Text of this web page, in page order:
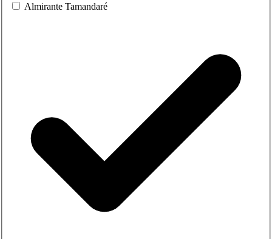
Almirante Tamandaré